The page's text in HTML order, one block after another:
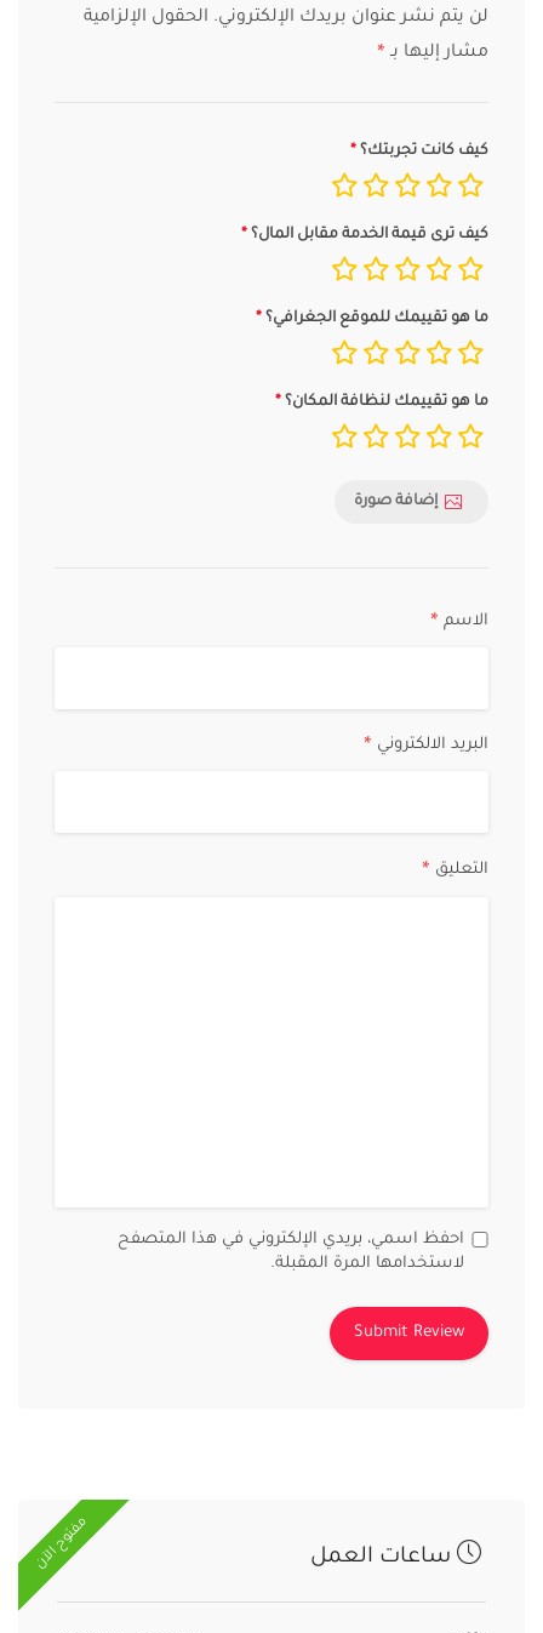
لن يتم نشر عنوان بريدك الإلكتروني. الحقول الإلزامية
مشار إليها بـ *
كيف كانت تجربتك؟
كيف ترى قيمة الخدمة مقابل المال؟
ما هو تقييمك للموقع الجغرافي؟
ما هو تقييمك لنظافة المكان؟
إضافة صورة
الاسم *
البريد الالكتروني *
التعليق *
احفظ اسمي، بريدي الإلكتروني في هذا المتصفح
لاستخدامها المرة المقبلة.
مفتوح الآن ساعات العمل